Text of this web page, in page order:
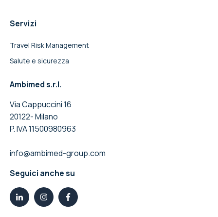
Servizi
Travel Risk Management
Salute e sicurezza
Ambimed s.r.l.
Via Cappuccini 16
20122- Milano
P. IVA 11500980963
info@ambimed-group.com
Seguici anche su